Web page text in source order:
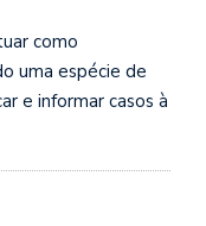
como
uma espécie de
e informar casos à